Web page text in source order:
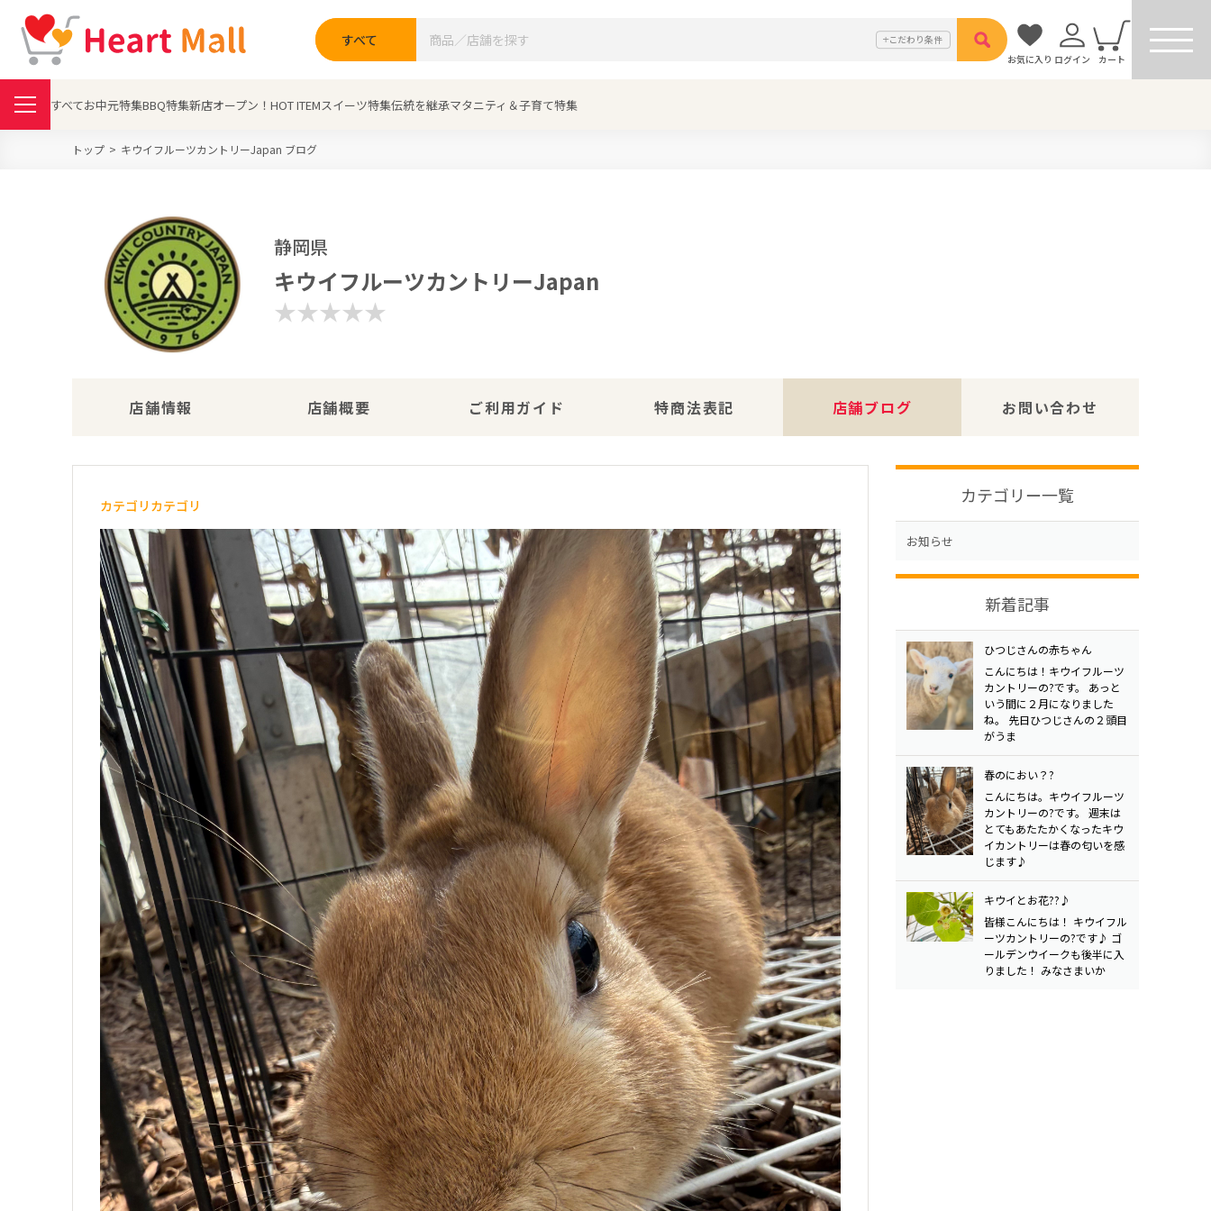
すべて こだわり条件
お気に入り ログイン カート
すべてお中元特集BBQ特集新店オープン！ HOT ITEMスイーツ特集伝統を継承マタニティ＆子育て特集
トップ キウイフルーツカントリーJapan ブログ
静岡県
キウイフルーツカントリーJapan
店舗情報 店舗概要 ご利用ガイド 特商法表記 店舗ブログ お問い合わせ
カテゴリカテゴリ カテゴリー一覧
お知らせ
新着記事
ひつじさんの赤ちゃん
こんにちは！キウイフルーツ
カントリーの?です。 あっと
いう間に２月になりました
ね。 先日ひつじさんの２頭目
がうま
春のにおい？?
こんにちは。キウイフルーツ
カントリーの?です。 週末は
とてもあたたかくなったキウ
イカントリーは春の匂いを感
じます♪
キウイとお花??♪
皆様こんにちは！ キウイフル
ーツカントリーの?です♪ ゴ
ールデンウイークも後半に入
りました！ みなさまいか